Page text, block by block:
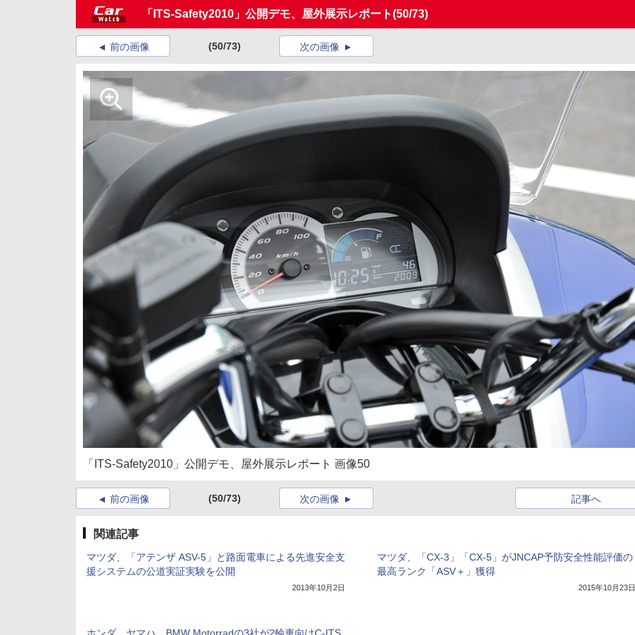
「ITS-Safety2010」公開デモ、屋外展示レポート(50/73)
前の画像 (50/73) 次の画像
「ITS-Safety2010」公開デモ、屋外展示レポート 画像50
前の画像 (50/73) 記事へ
次の画像
関連記事
マツダ、「アテンザ ASV-5」と路面電車による先進安全支
援システムの公道実証実験を公開
2013年10月2日
マツダ、「CX-3」「CX-5」がJNCAP予防安全性能評価の
最高ランク「ASV＋」獲得
2015年10月23日